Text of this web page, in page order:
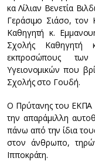
κα Λίλιαν Βενετία
Γεράσιμο Σιάσο, τον
Καθηγητή κ.
Σχολής Καθηγητή
εκπροσώπους
Υγειονομικών που
Σχολής στο Γουδή.
Ο Πρύτανης του ΕΚΠΑ
την απαράμιλλη
πάνω από την ίδια
στον άνθρωπο,
Ιπποκράτη.